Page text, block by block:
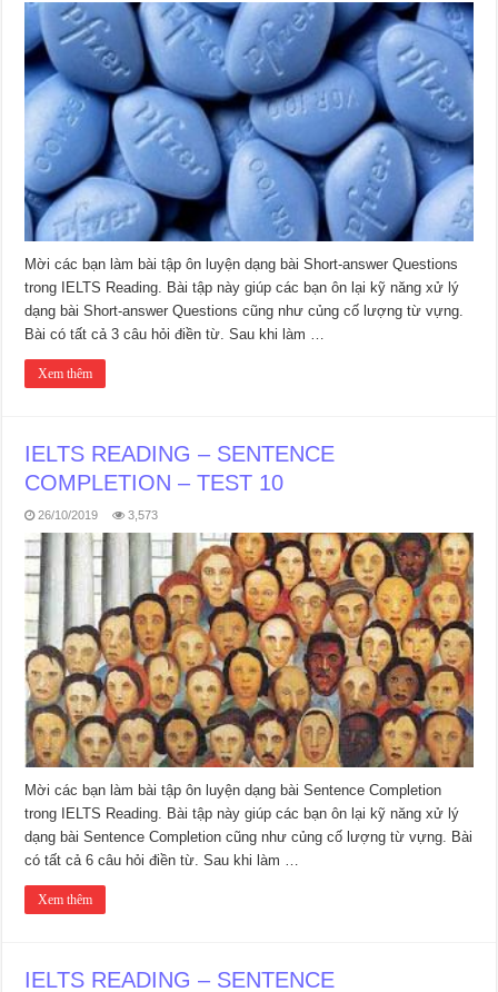
Mời các bạn làm bài tập ôn luyện dạng bài Short-answer Questions
trong IELTS Reading. Bài tập này giúp các bạn ôn lại kỹ năng xử lý
dạng bài Short-answer Questions cũng như củng cố lượng từ vựng.
Bài có tất cả 3 câu hỏi điền từ. Sau khi làm …
Xem thêm
IELTS READING – SENTENCE
COMPLETION – TEST 10
26/10/2019 3,573
Mời các bạn làm bài tập ôn luyện dạng bài Sentence Completion
trong IELTS Reading. Bài tập này giúp các bạn ôn lại kỹ năng xử lý
dạng bài Sentence Completion cũng như củng cố lượng từ vựng. Bài
có tất cả 6 câu hỏi điền từ. Sau khi làm …
Xem thêm
IELTS READING – SENTENCE